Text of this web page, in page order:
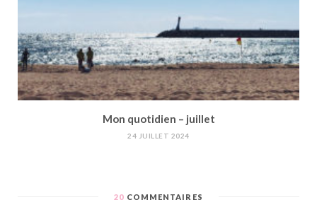
Mon quotidien – juillet
24 JUILLET 2024
20 COMMENTAIRES